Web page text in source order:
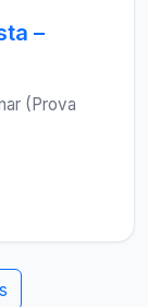
–
(Prova